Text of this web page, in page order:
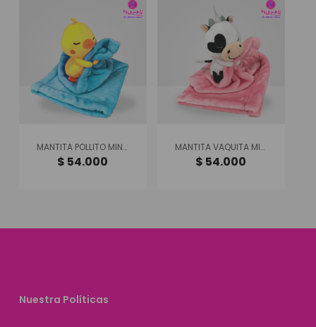
MANTITA POLLITO MINI PET
$ 54.000
MANTITA VAQUITA MINI PET
$ 54.000
Nuestra Políticas